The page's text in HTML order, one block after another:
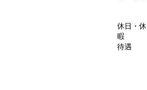
休日・休
暇
待遇